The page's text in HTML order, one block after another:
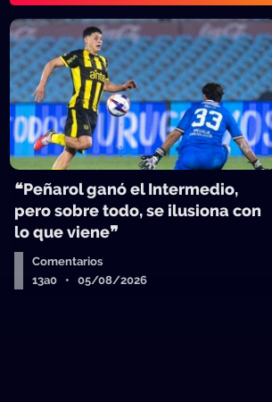
❝Peñarol ganó el Intermedio,
pero sobre todo, se ilusiona con
lo que viene❞
Comentarios
13a0 • 05/08/2026